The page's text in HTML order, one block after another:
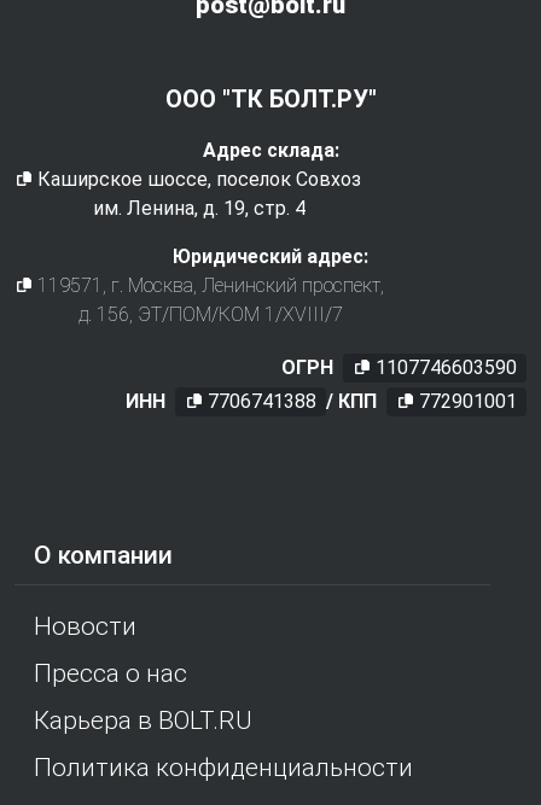
О компании
Новости
Пресса о нас
Карьера в BOLT.RU
Политика конфиденциальности
ООО "ТК БОЛТ.РУ"
Адрес склада:
Каширское шоссе, поселок Совхоз
им. Ленина, д. 19, стр. 4
Юридический адрес:
119571 , г. Москва, Ленинский проспект,
д. 156, ЭТ/ПОМ/КОМ 1/XVIII/7
ОГРН
1107746603590
ИНН
7706741388 / КПП 772901001